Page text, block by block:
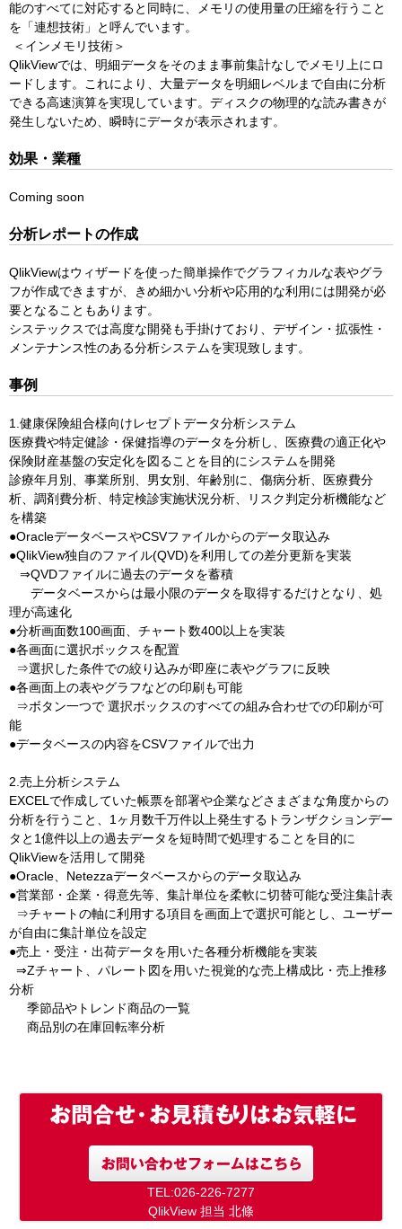
能のすべてに対応すると同時に、メモリの使用量の圧縮を行うこと
を「連想技術」と呼んでいます。
＜インメモリ技術＞
QlikViewでは、明細データをそのまま事前集計なしでメモリ上にロ
ードします。これにより、大量データを明細レベルまで自由に分析
できる高速演算を実現しています。ディスクの物理的な読み書きが
発生しないため、瞬時にデータが表示されます。
効果・業種
Coming soon
分析レポートの作成
QlikViewはウィザードを使った簡単操作でグラフィカルな表やグラ
フが作成できますが、きめ細かい分析や応用的な利用には開発が必
要となることもあります。
システックスでは高度な開発も手掛けており、デザイン・拡張性・
メンテナンス性のある分析システムを実現致します。
事例
1.健康保険組合様向けレセプトデータ分析システム
医療費や特定健診・保健指導のデータを分析し、医療費の適正化や
保険財産基盤の安定化を図ることを目的にシステムを開発
診療年月別、事業所別、男女別、年齢別に、傷病分析、医療費分
析、調剤費分析、特定検診実施状況分析、リスク判定分析機能など
を構築
●OracleデータベースやCSVファイルからのデータ取込み
●QlikView独自のファイル(QVD)を利用しての差分更新を実装
⇒QVDファイルに過去のデータを蓄積
データベースからは最小限のデータを取得するだけとなり、処
理が高速化
●分析画面数100画面、チャート数400以上を実装
●各画面に選択ボックスを配置
⇒選択した条件での絞り込みが即座に表やグラフに反映
●各画面上の表やグラフなどの印刷も可能
⇒ボタン一つで 選択ボックスのすべての組み合わせでの印刷が可
能
●データベースの内容をCSVファイルで出力
2.売上分析システム
EXCELで作成していた帳票を部署や企業などさまざまな角度からの
分析を行うこと、1ヶ月数千万件以上発生するトランザクションデー
タと1億件以上の過去データを短時間で処理することを目的に
QlikViewを活用して開発
●Oracle、Netezzaデータベースからのデータ取込み
●営業部・企業・得意先等、集計単位を柔軟に切替可能な受注集計表
⇒チャートの軸に利用する項目を画面上で選択可能とし、ユーザー
が自由に集計単位を設定
●売上・受注・出荷データを用いた各種分析機能を実装
⇒Zチャート、パレート図を用いた視覚的な売上構成比・売上推移
分析
季節品やトレンド商品の一覧
商品別の在庫回転率分析
TEL:026-226-7277
QlikView 担当 北條